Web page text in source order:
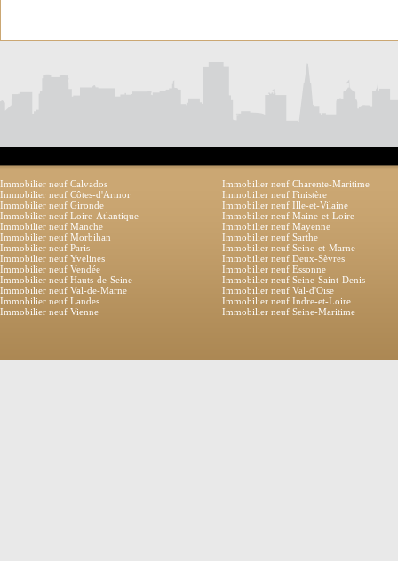
Immobilier neuf Calvados
Immobilier neuf Charente-Maritime
Immobilier neuf Côtes-d'Armor
Immobilier neuf Finistère
Immobilier neuf Gironde
Immobilier neuf Ille-et-Vilaine
Immobilier neuf Loire-Atlantique
Immobilier neuf Maine-et-Loire
Immobilier neuf Manche
Immobilier neuf Mayenne
Immobilier neuf Morbihan
Immobilier neuf Sarthe
Immobilier neuf Paris
Immobilier neuf Seine-et-Marne
Immobilier neuf Yvelines
Immobilier neuf Deux-Sèvres
Immobilier neuf Vendée
Immobilier neuf Essonne
Immobilier neuf Hauts-de-Seine
Immobilier neuf Seine-Saint-Denis
Immobilier neuf Val-de-Marne
Immobilier neuf Val-d'Oise
Immobilier neuf Landes
Immobilier neuf Indre-et-Loire
Immobilier neuf Vienne
Immobilier neuf Seine-Maritime